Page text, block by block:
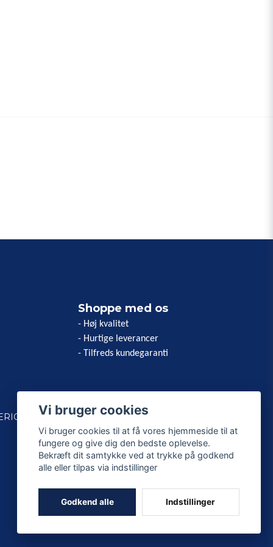
Shoppe med os
- Høj kvalitet
- Hurtige leverancer
- Tilfreds kundegaranti
Vi bruger cookies
Vi bruger cookies til at få vores hjemmeside til at
fungere og give dig den bedste oplevelse.
Bekræft dit samtykke ved at trykke på godkend
alle eller tilpas via indstillinger
Godkend alle Indstillinger